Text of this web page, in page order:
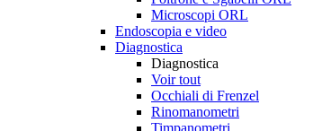
Microscopi ORL
Endoscopia e video
Diagnostica
Diagnostica
Voir tout
Occhiali di Frenzel
Rinomanometri
Timpanometri